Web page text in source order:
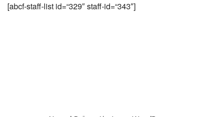
[abcf-staff-list id=“329″ staff-id=“343″]